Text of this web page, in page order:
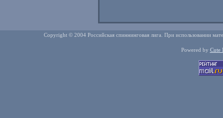
Copyright © 2004 Российская спиннинговая лига. При использовании
Powered by Cute